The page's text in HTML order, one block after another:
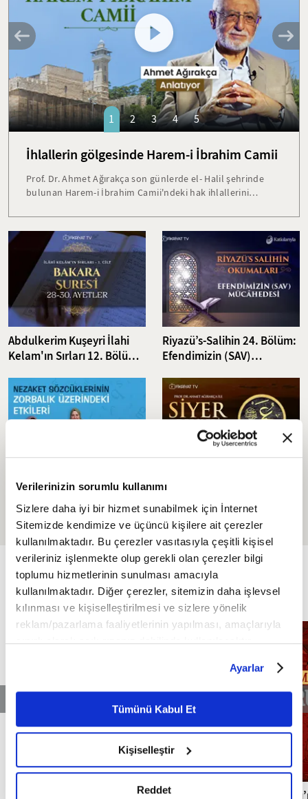
Verilerinizin sorumlu kullanımı
Sizlere daha iyi bir hizmet sunabilmek için İnternet
Sitemizde kendimize ve üçüncü kişilere ait çerezler
kullanılmaktadır. Bu çerezler vasıtasıyla çeşitli kişisel
verileriniz işlenmekte olup gerekli olan çerezler bilgi
toplumu hizmetlerinin sunulması amacıyla
kullanılmaktadır. Diğer çerezler, sitemizin daha işlevsel
kılınması ve kişiselleştirilmesi ve sizlere yönelik
reklam/pazarlama faaliyetlerinin yapılması, amaçlarıyla
sınırlı olarak açık rızanız dahilinde kullanılacaktır.
belirleyebilirsiniz. Çerezlere ilişkin detaylı bilgi için
Ayarlar butonuna tıklayabilir,Çerez Bilgilendirme
Metnimizi ziyaret edebilirsiniz.
6698 sayılı Kişisel Verilerin Korunması Kanunu uyarınca
okumak ve sitemizi ziyaretiniz kapsamında
gerçekleştirilen veri işleme faaliyetleri ile ilgili daha
detaylı bilgi almak için lütfentıklayınız.
Ayarlar
Tümünü Kabul Et
Kişiselleştir
Reddet
İhlallerin gölgesinde Harem-i İbrahim Camii
Prof. Dr. Ahmet Ağırakça son günlerde el- Halil şehrinde
bulunan Harem-i İbrahim Camii'ndeki hak ihlallerini
buraya Müslümanları sokmuyorlar. Diğer günlerde ise
Müslümanların burada ibadet etmelerine müsaade
ediyorlar ama o da çok büyük sıkıntılarla... Zaman ve
mekan itibariyle mescit ikiye ayrıldığı için muhtelif
zamanlardaki bayramları dönemlerinde asla Müslümanları
buraya sokmuyorlar."
1 2 3 4 5
Abdulkerim Kuşeyri İlahi
Kelam'ın Sırları 12. Bölüm I
Ayetler Tefsiri
Riyazü’s-Salihin 24. Bölüm:
Efendimizin (SAV)
Sözcüklerin Gücü: Nezaket
ve Zorbalıkla Mücadele
Prof. Dr. Ahmet Ağırakça ile
Siyer Dersleri I 23. Bölüm:
Hz. Ömer'in (RA) Müslüman
Oluşu
FİKRİYAT ÖZEL
ÖZEL